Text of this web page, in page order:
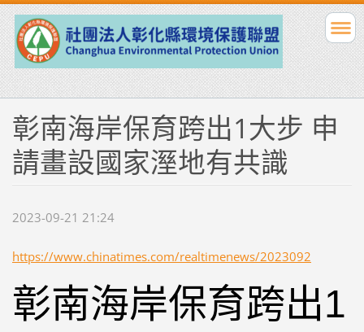
彰南海岸保育跨出1大步 申
請畫設國家溼地有共識
2023-09-21 21:24
https://www.chinatimes.com/realtimenews/2023092
彰南海岸保育跨出1